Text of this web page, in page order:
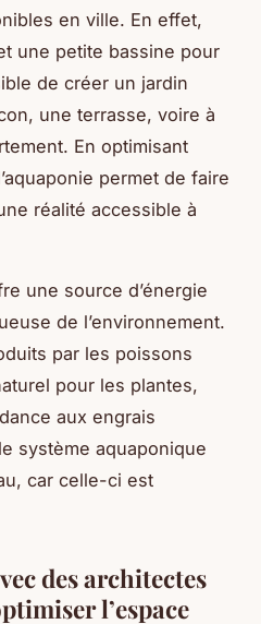
en ville. En effet,
une petite bassine pour
de créer un jardin
une terrasse, voire à
En optimisant
permet de faire
réalité accessible à
une source d’énergie
de l’environnement.
par les poissons
pour les plantes,
aux engrais
système aquaponique
car celle-ci est
des architectes
l’espace